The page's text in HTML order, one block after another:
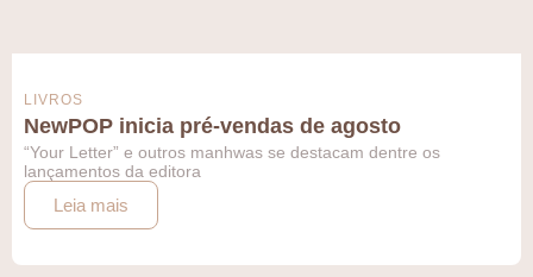
LIVROS
NewPOP inicia pré-vendas de agosto
“Your Letter” e outros manhwas se destacam dentre os
lançamentos da editora
Leia mais